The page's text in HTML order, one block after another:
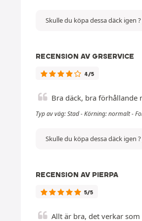
Skulle du köpa dessa däck igen ?
RECENSION AV GRSERVICE
4/5
Bra däck, bra förhållande
Typ av väg: Stad - Körning: normalt -
Skulle du köpa dessa däck igen ?
RECENSION AV PIERPA
5/5
Allt är bra, det verkar